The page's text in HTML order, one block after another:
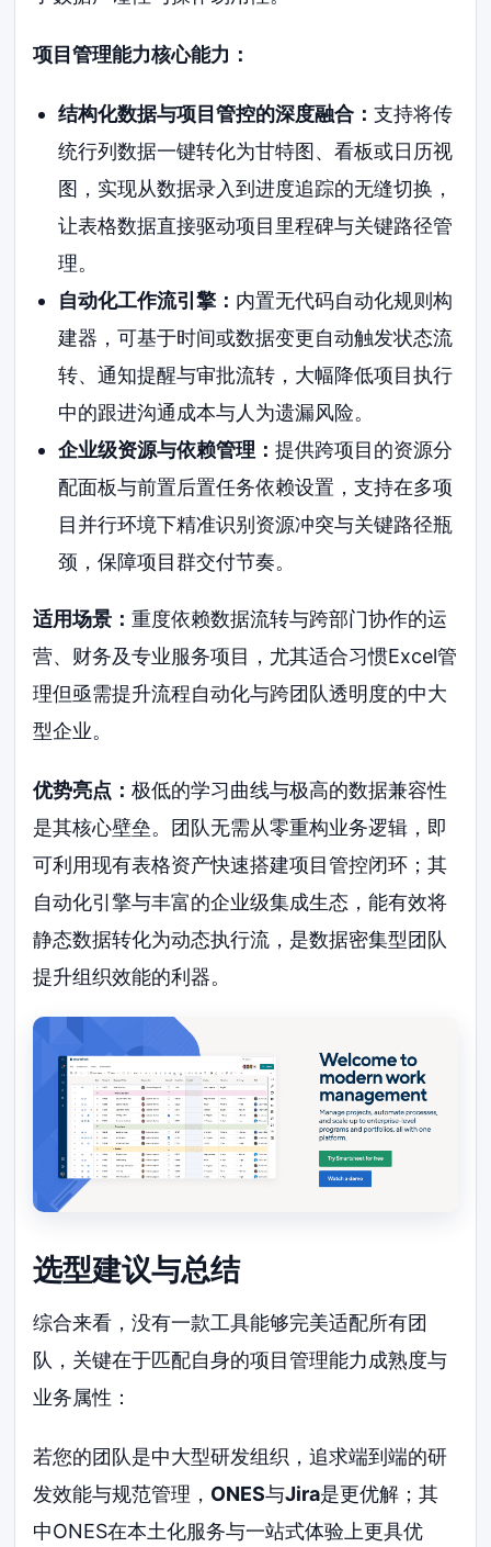
项目管理能力核心能力：
结构化数据与项目管控的深度融合： 支持将传
统行列数据一键转化为甘特图、看板或日历视
图，实现从数据录入到进度追踪的无缝切换，
让表格数据直接驱动项目里程碑与关键路径管
理。
自动化工作流引擎： 内置无代码自动化规则构
建器，可基于时间或数据变更自动触发状态流
转、通知提醒与审批流转，大幅降低项目执行
中的跟进沟通成本与人为遗漏风险。
企业级资源与依赖管理： 提供跨项目的资源分
配面板与前置后置任务依赖设置，支持在多项
目并行环境下精准识别资源冲突与关键路径瓶
颈，保障项目群交付节奏。
适用场景：重度依赖数据流转与跨部门协作的运
营、财务及专业服务项目，尤其适合习惯Excel管
理但亟需提升流程自动化与跨团队透明度的中大
型企业。
优势亮点：极低的学习曲线与极高的数据兼容性
是其核心壁垒。团队无需从零重构业务逻辑，即
可利用现有表格资产快速搭建项目管控闭环；其
自动化引擎与丰富的企业级集成生态，能有效将
静态数据转化为动态执行流，是数据密集型团队
提升组织效能的利器。
选型建议与总结
综合来看，没有一款工具能够完美适配所有团
队，关键在于匹配自身的项目管理能力成熟度与
业务属性：
若您的团队是中大型研发组织，追求端到端的研
发效能与规范管理， ONES与Jira是更优解；其
中ONES在本土化服务与一站式体验上更具优